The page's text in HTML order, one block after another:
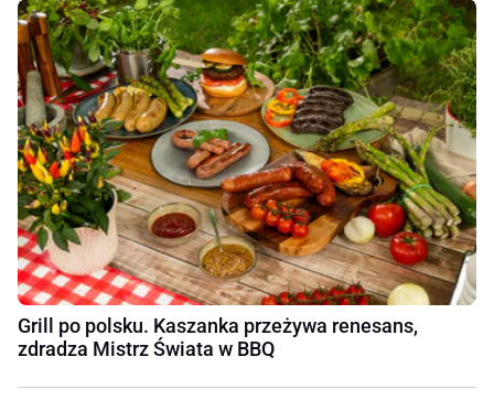
Grill po polsku. Kaszanka przeżywa renesans,
zdradza Mistrz Świata w BBQ